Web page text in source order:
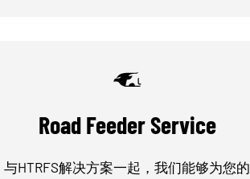
Road Feeder Service
与HTRFS解决方案一起，我们能够为您的